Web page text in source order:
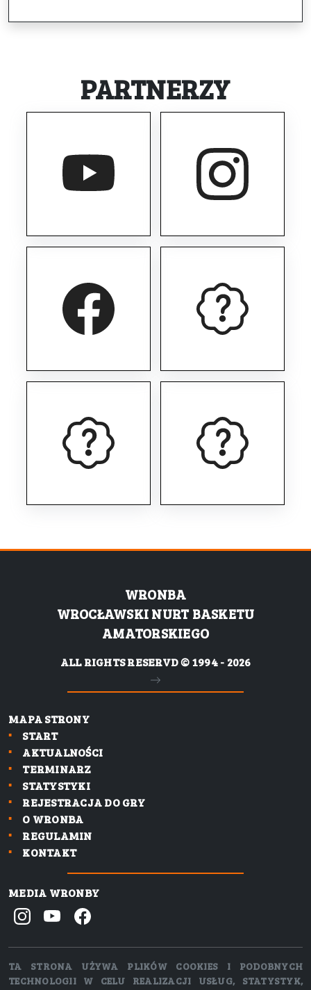
PARTNERZY
WRONBA
WROCŁAWSKI NURT BASKETU
AMATORSKIEGO
ALL RIGHTS RESERVD © 1994 - 2026
MAPA STRONY
START
AKTUALNOŚCI
TERMINARZ
STATYSTYKI
REJESTRACJA DO GRY
O WRONBA
REGULAMIN
KONTAKT
MEDIA WRONBY
TA STRONA UŻYWA PLIKÓW COOKIES I PODOBNYCH
TECHNOLOGII W CELU REALIZACJI USŁUG, STATYSTYK,